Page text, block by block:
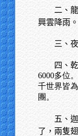
二、
興雲降雨
三、
四、
6000多位
千世界皆
團。
五、
了，兩隻